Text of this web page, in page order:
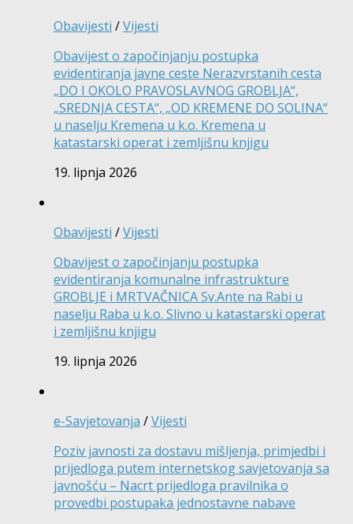
Obavijesti /Vijesti
Obavijest o započinjanju postupka
evidentiranja javne ceste Nerazvrstanih cesta
„DO I OKOLO PRAVOSLAVNOG GROBLJA“,
„SREDNJA CESTA“, „OD KREMENE DO SOLINA“
u naselju Kremena u k.o. Kremena u
katastarski operat i zemljišnu knjigu
19. lipnja 2026
Obavijesti /Vijesti
Obavijest o započinjanju postupka
evidentiranja komunalne infrastrukture
GROBLJE i MRTVAČNICA Sv.Ante na Rabi u
naselju Raba u k.o. Slivno u katastarski operat
i zemljišnu knjigu
19. lipnja 2026
e-Savjetovanja /Vijesti
Poziv javnosti za dostavu mišljenja, primjedbi i
prijedloga putem internetskog savjetovanja sa
javnošću – Nacrt prijedloga pravilnika o
provedbi postupaka jednostavne nabave